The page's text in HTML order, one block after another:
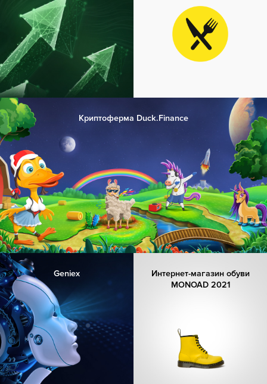
Криптоферма Duck.Finance
Geniex
Интернет-магазин обуви
MONOAD 2021